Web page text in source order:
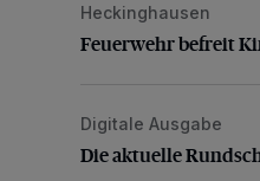
Feuerwehr befreit
Heckinghausen
Feuerwehr befreit
Die aktuelle
Digitale Ausgabe
Die aktuelle